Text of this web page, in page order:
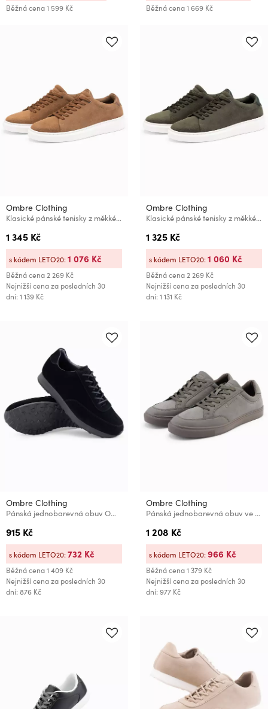
Běžná cena1 599 Kč Běžná cena1 669 Kč
Ombre Clothing
Klasické pánské tenisky z měkkého semiše Ombre Clothing
1 345 Kč
Běžná cena2 269 Kč
Nejnižší cena za posledních 30
dní: 1 139 Kč
s kódem LETO20:1 076 Kč
Ombre Clothing
Klasické pánské tenisky z měkkého semiše Ombre Clothing
1 325 Kč
Běžná cena2 269 Kč
Nejnižší cena za posledních 30
dní: 1 131 Kč
s kódem LETO20:1 060 Kč
Ombre Clothing
Pánská jednobarevná obuv Ombre Clothing
915 Kč
Běžná cena1 409 Kč
Nejnižší cena za posledních 30
dní: 876 Kč
s kódem LETO20:732 Kč
Ombre Clothing
Pánská jednobarevná obuv ve streetwearovém stylu zelené Ombre Clothing
1 208 Kč
Běžná cena1 379 Kč
Nejnižší cena za posledních 30
dní: 977 Kč
s kódem LETO20:966 Kč